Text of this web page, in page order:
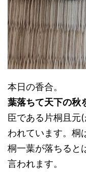
本日
葉落ちて天下の秋
臣である片桐且元
われています。桐
桐一葉が落ちると
言われます。